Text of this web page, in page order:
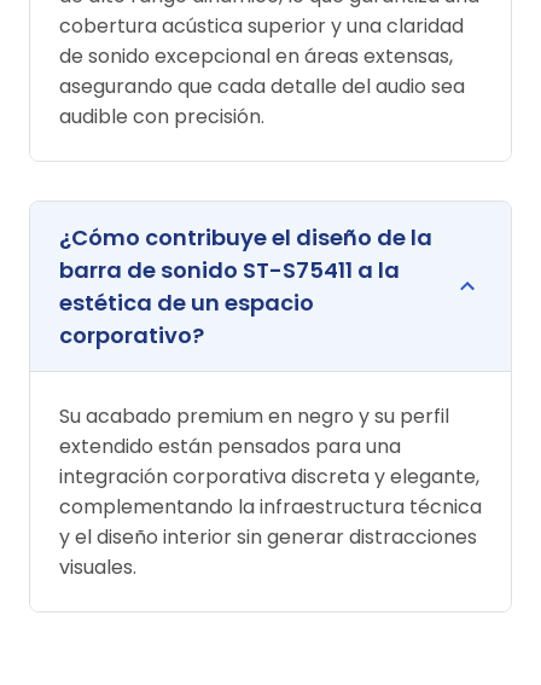
cobertura acústica superior y una claridad
de sonido excepcional en áreas extensas,
asegurando que cada detalle del audio sea
audible con precisión.
¿Cómo contribuye el diseño de la
barra de sonido ST-S75411 a la
estética de un espacio
corporativo?
Su acabado premium en negro y su perfil
extendido están pensados para una
integración corporativa discreta y elegante,
complementando la infraestructura técnica
y el diseño interior sin generar distracciones
visuales.